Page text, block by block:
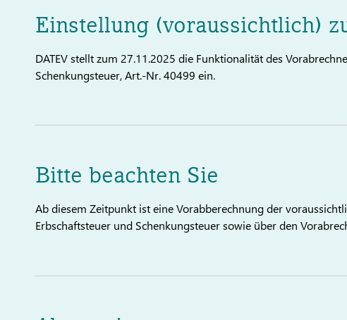
Einstellung (voraussichtlich)
DATEV stellt zum 27.11.2025 die Funktionalität des
Schenkungsteuer, Art.-Nr. 40499 ein.
Bitte beachten Sie
Ab diesem Zeitpunkt ist eine Vorabberechnung der
Erbschaftsteuer und Schenkungsteuer sowie über den